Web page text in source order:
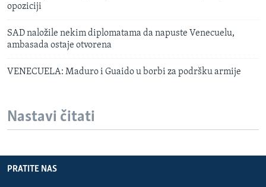
opoziciji
SAD naložile nekim diplomatama da napuste Venecuelu,
ambasada ostaje otvorena
VENECUELA: Maduro i Guaido u borbi za podršku armije
Nastavi čitati
PRATITE NAS